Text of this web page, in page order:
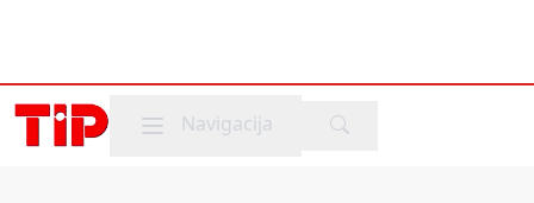
Mobile menu
Navigacija